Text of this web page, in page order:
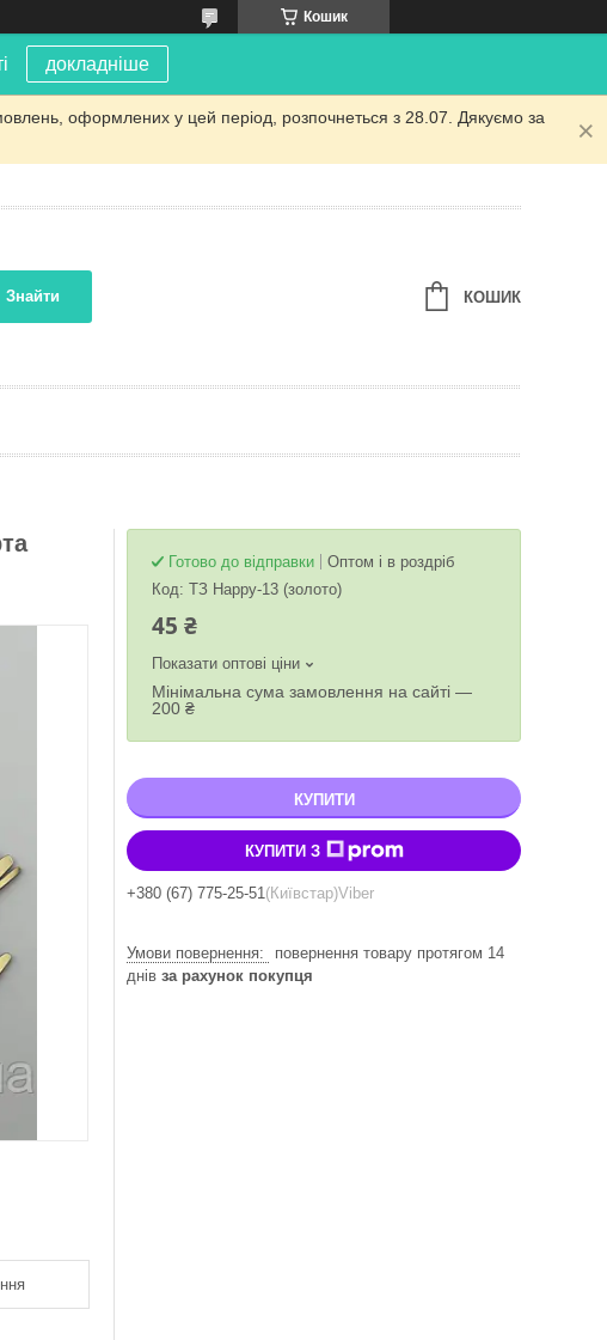
Кошик
докладніше
оформлених у цей період, розпочнеться з 28.07. Дякуємо за
Знайти КОШИК
Готово до відправки
Оптом і в роздріб
Код: ТЗ Happy-13 (золото)
45 ₴
Показати оптові ціни
Мінімальна сума замовлення на сайті —
200 ₴
КУПИТИ
КУПИТИ З
+380 (67) 775-25-51 Київстар Viber
повернення товару протягом 14
днів за рахунок покупця